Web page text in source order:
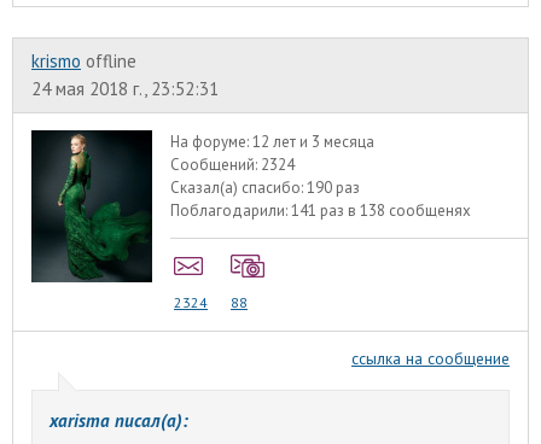
krismo offline
24 мая 2018 г., 23:52:31
На форуме:12 лет и 3 месяца
Сообщений: 2324
Сказал(а) спасибо:190 раз
Поблагодарили:141 раз в 138 сообщенях
2324 88
ссылка на сообщение
xarisma писал(а):